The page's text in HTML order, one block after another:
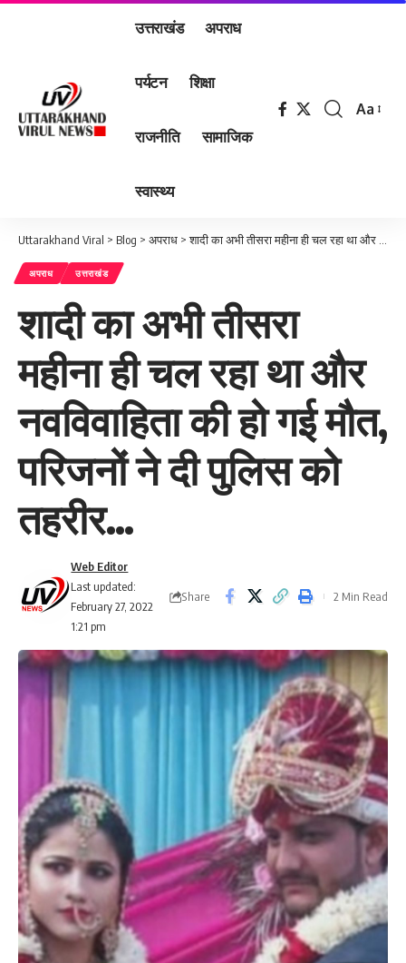
उत्तराखंड अपराध
पर्यटन शिक्षा
राजनीति सामाजिक
स्वास्थ्य
Font
Aa
Uttarakhand Viral > Blog > अपराध >शादी का अभी तीसरा महीना ही चल रहा था और नवविवाहिता की हो गई मौत, परिजनों ने दी पुलिस को तहरीर…
अपराध उत्तराखंड
शादी का अभी तीसरा
महीना ही चल रहा था और
नवविवाहिता की हो गई मौत,
परिजनों ने दी पुलिस को
तहरीर…
Last updated:
February 27, 2022
1:21 pm
Web Editor
Share 2 Min Read